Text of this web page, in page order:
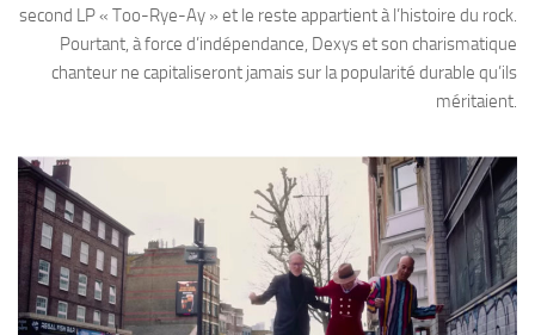
second LP « Too-Rye-Ay » et le reste appartient à l’histoire du rock.
Pourtant, à force d’indépendance, Dexys et son charismatique
chanteur ne capitaliseront jamais sur la popularité durable qu’ils
méritaient.